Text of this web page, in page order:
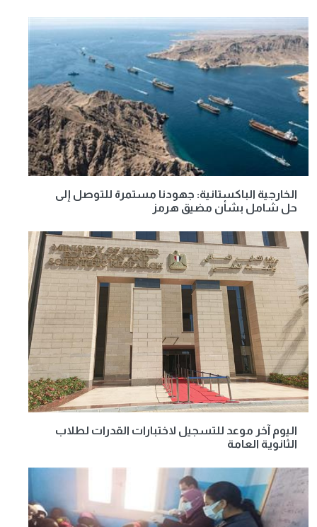
الخارجية الباكستانية: جهودنا مستمرة للتوصل إلى
حل شامل بشأن مضيق هرمز
اليوم آخر موعد للتسجيل لاختبارات القدرات لطلاب
الثانوية العامة